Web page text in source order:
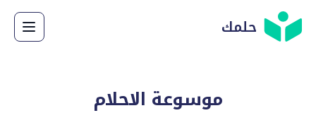
حلمك
موسوعة الاحلام